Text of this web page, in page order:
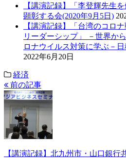
【講演記録】「李登輝先生
顕彰する会(2020年9月5日)
【講演記録】「台湾のコロ
リーダーシップ」 －世界か
ロナウイルス対策に学ぶ－
2022年6月20日
経済
前の記事
【講演記録】北九州市・山口銀